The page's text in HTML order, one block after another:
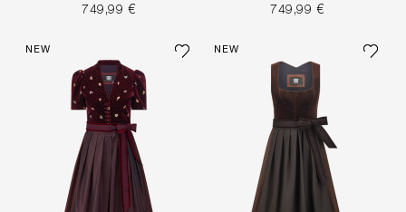
749,99 € 749,99 €
NEW NEW